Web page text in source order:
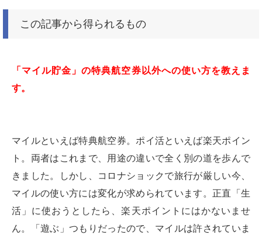
この記事から得られるもの
「マイル貯金」の特典航空券以外への使い方を教えま
す。
マイルといえば特典航空券。ポイ活といえば楽天ポイン
ト。両者はこれまで、用途の違いで全く別の道を歩んで
きました。しかし、コロナショックで旅行が厳しい今、
マイルの使い方には変化が求められています。正直「生
活」に使おうとしたら、楽天ポイントにはかないませ
ん。「遊ぶ」つもりだったので、マイルは許されていま